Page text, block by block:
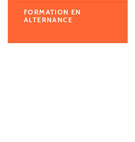
FORMATION EN
ALTERNANCE